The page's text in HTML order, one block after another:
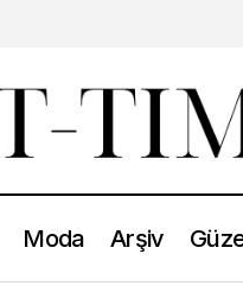
Moda Arşiv